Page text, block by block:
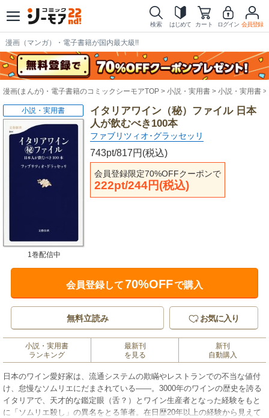
検索 はじめて カート ログイン 会員登録
漫画（マンガ）・電子書籍が国内最大級!!
漫画(まんが)・電子書籍のコミックシーモアTOP 小説・実用書 小説・実用書
イタリアワイン（秘）ファイル 日本
人が飲むべき100本
ファブリツィオ･グラッセッリ
743pt/817円(税込)
会員登録限定70%OFFクーポンで
222pt/244円(税込)
小説・実用書
1巻配信中
会員登録して70%OFFで購入
無料立読み お気に入り
小説・実用書
ランキング
最新刊
を見る
新刊
自動購入
日本のワイン愛好家は、流通システムの欺瞞やレストランでの不当な値付
け、怠慢なソムリエにだまされている――。3000年のワインの歴史を誇る
イタリアで、天才的な鑑定眼（舌？）とワイン生産者となった経験をもと
に「ソムリエ殺し」の異名をとる筆者。在日歴20年以上の経験から見えて